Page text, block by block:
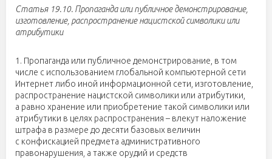
Статья 19.10. Пропаганда или публичное демонстрирование,
изготовление, распространение нацистской символики или
атрибутики
1. Пропаганда или публичное демонстрирование, в том
числе с использованием глобальной компьютерной сети
Интернет либо иной информационной сети, изготовление,
распространение нацистской символики или атрибутики,
а равно хранение или приобретение такой символики или
атрибутики в целях распространения – влекут наложение
штрафа в размере до десяти базовых величин
с конфискацией предмета административного
правонарушения, а также орудий и средств